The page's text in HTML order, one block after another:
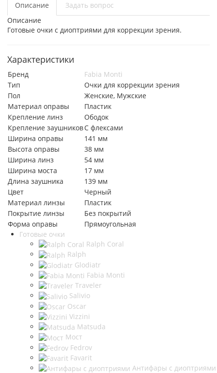
Описание
Задать вопрос
Описание
Готовые очки с диоптриями для коррекции зрения.
Характеристики
Бренд
Fabia Monti
Тип
Очки для коррекции зрения
Пол
Женские, Мужские
Материал оправы
Пластик
Крепление линз
Ободок
Крепление заушниковС флексами
Ширина оправы
141 мм
Высота оправы
38 мм
Ширина линз
54 мм
Ширина моста
17 мм
Длина заушника
139 мм
Цвет
Черный
Материал линзы
Пластик
Покрытие линзы
Без покрытий
Форма оправы
Прямоугольная
Готовые очки
Ralph Coral
Ralph
Glodiatr
Fabia Monti
Traveler
Salivio
Oscar
Vizzini
Matsuda
Мост
Fedrov
Favarit
Антифары с диоптриями